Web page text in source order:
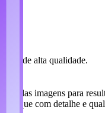
de alta qualidade.
imagens para
clique com detalhe e